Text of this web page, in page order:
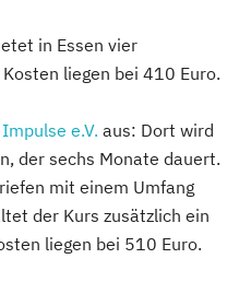
in Essen vier
liegen bei 410 Euro.
Impulse e.V. aus: Dort wird
der sechs Monate dauert.
mit einem Umfang
der Kurs zusätzlich ein
liegen bei 510 Euro.